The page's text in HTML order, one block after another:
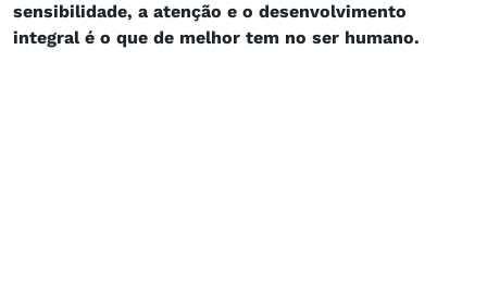
sensibilidade, a atenção e o desenvolvimento
integral é o que de melhor tem no ser humano.